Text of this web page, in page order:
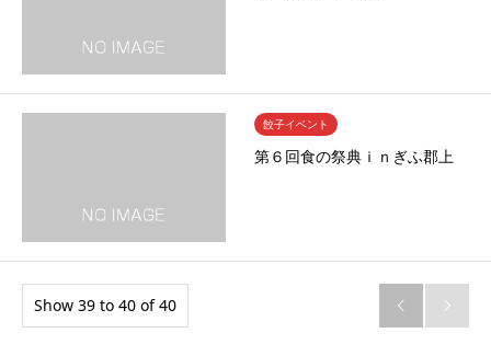
餃子イベント
第６回食の祭典ｉｎぎふ郡上
Show 39 to 40 of 40  